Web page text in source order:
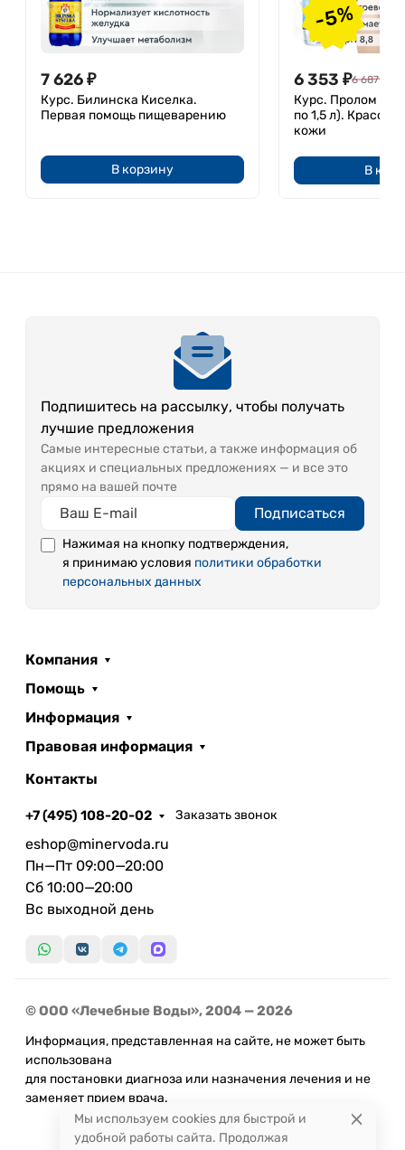
7 626₽
Курс. Билинска Киселка.
Первая помощь пищеварению
В корзину
-5%
6 353 ₽6 687
Курс. Пролом
по 1,5 л). Красота
кожи
В
Подпишитесь на рассылку, чтобы получать
лучшие предложения
Самые интересные статьи, а также информация об
акциях и специальных предложениях — и все это
прямо на вашей почте
Подписаться
Нажимая на кнопку подтверждения,
я принимаю условия политики обработки
персональных данных
Компания
Помощь
Информация
Правовая информация
Контакты
+7 (495) 108-20-02 Заказать звонок
eshop@minervoda.ru
Пн—Пт 09:00—20:00
Сб 10:00—20:00
Вс выходной день
© ООО «Лечебные Воды», 2004 — 2026
Информация, представленная на сайте, не может быть
использована
для постановки диагноза или назначения лечения и не
заменяет прием врача.
Мы используем cookies для быстрой и
удобной работы сайта. Продолжая